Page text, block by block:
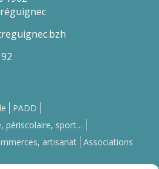
PADD
périscolaire, sport…
artisanat Associations